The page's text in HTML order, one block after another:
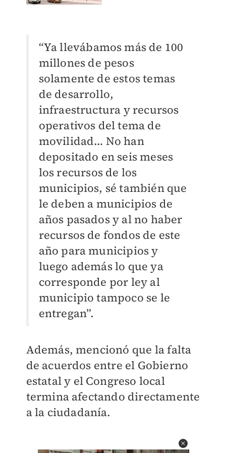
“Ya llevábamos más de 100
millones de pesos
solamente de estos temas
de desarrollo,
infraestructura y recursos
operativos del tema de
movilidad… No han
depositado en seis meses
los recursos de los
municipios, sé también que
le deben a municipios de
años pasados y al no haber
recursos de fondos de este
año para municipios y
luego además lo que ya
corresponde por ley al
municipio tampoco se le
entregan”.
Además, mencionó que la falta
de acuerdos entre el Gobierno
estatal y el Congreso local
termina afectando directamente
a la ciudadanía.